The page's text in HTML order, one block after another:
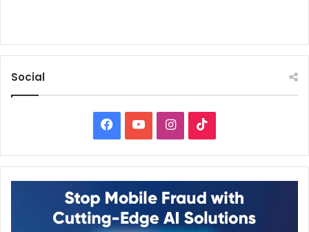
Social
Facebook
YouTubeInstagram